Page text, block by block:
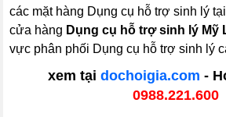
các mặt hàng Dụng cụ hỗ trợ sinh lý
cửa hàng Dụng cụ hỗ trợ sinh lý Mỹ
vực phân phối Dụng cụ hỗ trợ sinh lý
xem tại dochoigia.com -
0988.221.600